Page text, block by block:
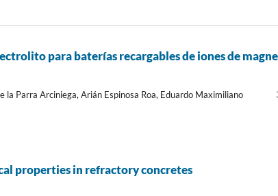
para baterías recargables de iones de
la Parra Arciniega, Arián Espinosa Roa, Eduardo Maximiliano
properties in refractory concretes